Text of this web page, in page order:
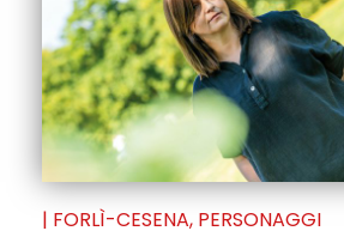
| FORLÌ-CESENA, PERSONAGGI